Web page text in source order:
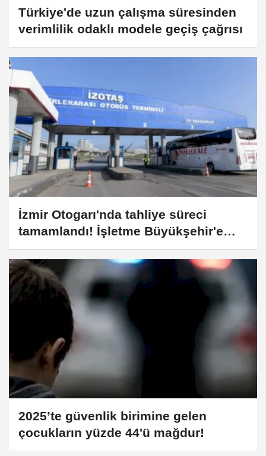
Türkiye'de uzun çalışma süresinden
verimlilik odaklı modele geçiş çağrısı
İzmir Otogarı'nda tahliye süreci
tamamlandı! İşletme Büyükşehir'e
geçiyor
2025’te güvenlik birimine gelen
çocukların yüzde 44'ü mağdur!